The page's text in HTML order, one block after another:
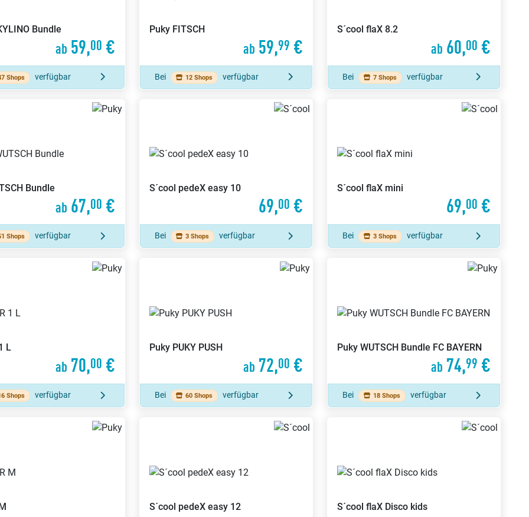
Bundle
ab 59,00 €
Shops verfügbar
Puky FITSCH
ab 59,99 €
Bei 12 Shops verfügbar
S´cool flaX 8.2
ab 60,00 €
Bei 7 Shops verfügbar
Bundle
ab 67,00 €
Shops verfügbar
S´cool pedeX easy 10
69,00 €
Bei 3 Shops verfügbar
S´cool flaX mini
69,00 €
Bei 3 Shops verfügbar
L
ab 70,00 €
Shops verfügbar
Puky PUKY PUSH
ab 72,00 €
Bei 60 Shops verfügbar
Puky WUTSCH Bundle FC BAYERN
ab 74,99 €
Bei 18 Shops verfügbar
S´cool pedeX easy 12 S´cool flaX Disco kids